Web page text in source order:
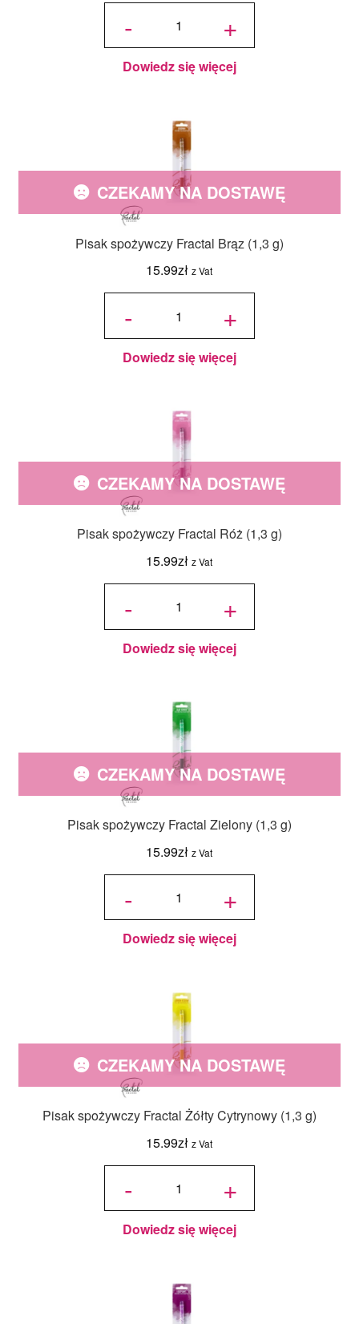
-
ilość
spożywczy
Fractal Biały
(1,3 g) +
Dowiedz się więcej
Pisak spożywczy Fractal Brąz (1,3 g)
15.99zł z Vat
CZEKAMY NA DOSTAWĘ
-
ilość Pisak
Brąz (1,3
g) +
Dowiedz się więcej
Pisak spożywczy Fractal Róż (1,3 g)
15.99zł z Vat
CZEKAMY NA DOSTAWĘ
-
ilość Pisak
Róż (1,3 g) +
Dowiedz się więcej
Pisak spożywczy Fractal Zielony (1,3 g)
15.99zł z Vat
CZEKAMY NA DOSTAWĘ
-
ilość Pisak
Zielony
(1,3 g) +
Dowiedz się więcej
Pisak spożywczy Fractal Żółty Cytrynowy (1,3 g)
15.99zł z Vat
CZEKAMY NA DOSTAWĘ
-
ilość Pisak
Żółty
Cytrynowy
(1,3 g) +
Dowiedz się więcej